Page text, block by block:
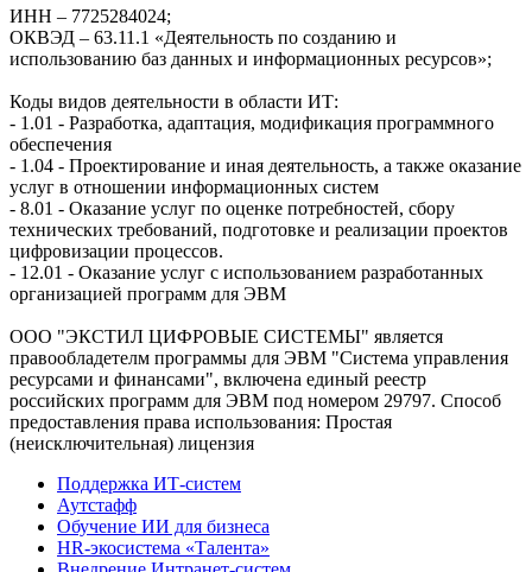
ИНН – 7725284024;
ОКВЭД – 63.11.1 «Деятельность по созданию и
использованию баз данных и информационных ресурсов»;
Коды видов деятельности в области ИТ:
- 1.01 - Разработка, адаптация, модификация программного
обеспечения
- 1.04 - Проектирование и иная деятельность, а также оказание
услуг в отношении информационных систем
- 8.01 - Оказание услуг по оценке потребностей, сбору
технических требований, подготовке и реализации проектов
цифровизации процессов.
- 12.01 - Оказание услуг с использованием разработанных
организацией программ для ЭВМ
ООО "ЭКСТИЛ ЦИФРОВЫЕ СИСТЕМЫ" является
правообладетелм программы для ЭВМ "Система управления
ресурсами и финансами", включена единый реестр
российских программ для ЭВМ под номером 29797. Cпособ
предоставления права использования: Простая
(неисключительная) лицензия
Поддержка ИТ-систем
Аутстафф
Обучение ИИ для бизнеса
HR-экосистема «Талента»